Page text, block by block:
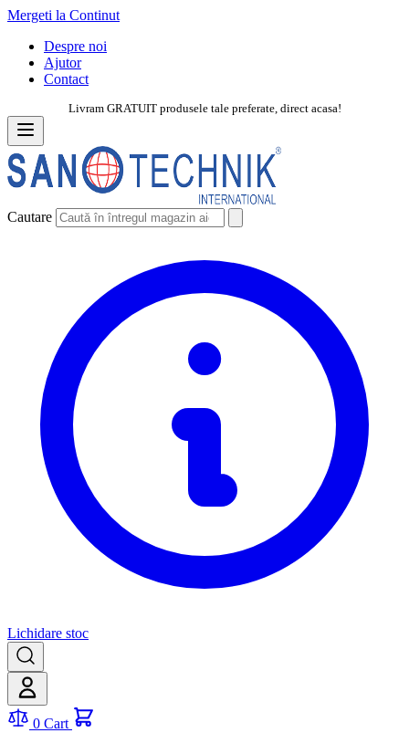
Mergeti la Continut
Despre noi
Ajutor
Contact
Livram GRATUIT produsele tale preferate, direct acasa!
Cautare
Lichidare stoc
0 Cart